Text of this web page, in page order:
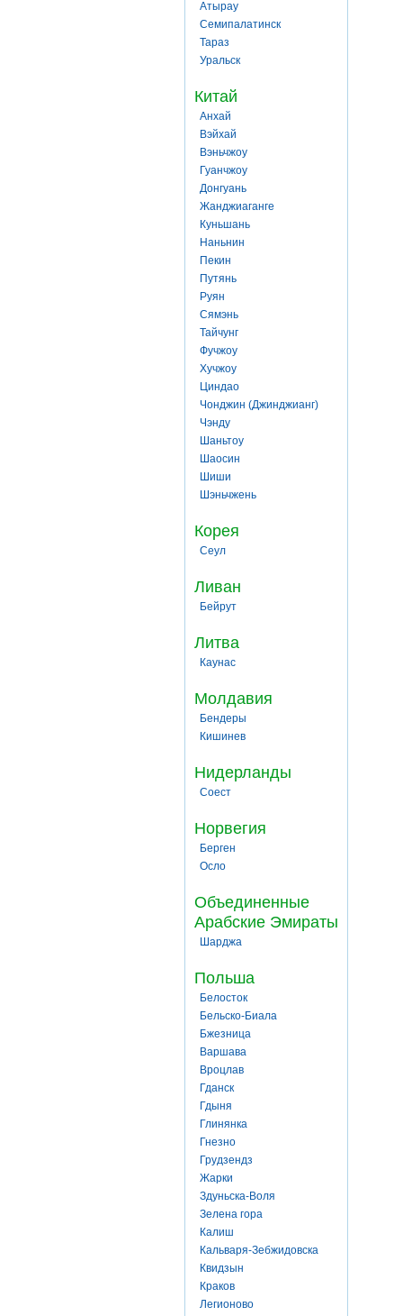
Атырау
Семипалатинск
Тараз
Уральск
Китай
Анхай
Вэйхай
Вэньчжоу
Гуанчжоу
Донгуань
Жанджиаганге
Куньшань
Наньнин
Пекин
Путянь
Руян
Сямэнь
Тайчунг
Фучжоу
Хучжоу
Циндао
Чонджин (Джинджианг)
Чэнду
Шаньтоу
Шаосин
Шиши
Шэньчжень
Корея
Сеул
Ливан
Бейрут
Литва
Каунас
Молдавия
Бендеры
Кишинев
Нидерланды
Соест
Норвегия
Берген
Осло
Объединенные
Арабские Эмираты
Шарджа
Польша
Белосток
Бельско-Биала
Бжезница
Варшава
Вроцлав
Гданск
Гдыня
Глинянка
Гнезно
Грудзендз
Жарки
Здуньска-Воля
Зелена гора
Калиш
Кальваря-Зебжидовска
Квидзын
Краков
Легионово